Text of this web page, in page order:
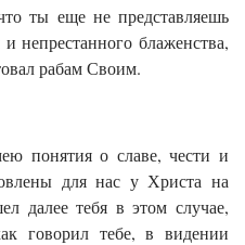
ты еще не представляешь
непрестанного блаженства,
рабам Своим.
понятия о славе, чести и
для нас у Христа на
далее тебя в этом случае,
говорил тебе, в видении